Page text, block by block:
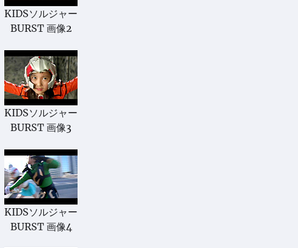
KIDSソルジャー
BURST 画像2
KIDSソルジャー
BURST 画像3
KIDSソルジャー
BURST 画像4